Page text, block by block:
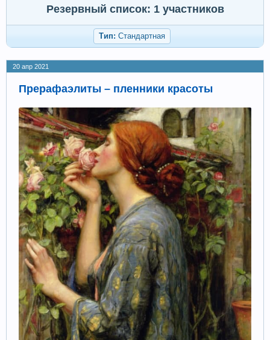
Резервный список: 1 участников
Тип: Стандартная
20 апр 2021
Прерафаэлиты – пленники красоты